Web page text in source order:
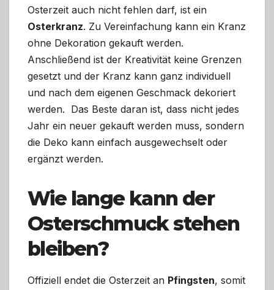
Osterzeit auch nicht fehlen darf, ist ein
Osterkranz. Zu Vereinfachung kann ein Kranz
ohne Dekoration gekauft werden.
Anschließend ist der Kreativität keine Grenzen
gesetzt und der Kranz kann ganz individuell
und nach dem eigenen Geschmack dekoriert
werden. Das Beste daran ist, dass nicht jedes
Jahr ein neuer gekauft werden muss, sondern
die Deko kann einfach ausgewechselt oder
ergänzt werden.
Wie lange kann der
Osterschmuck stehen
bleiben?
Offiziell endet die Osterzeit an Pfingsten, somit